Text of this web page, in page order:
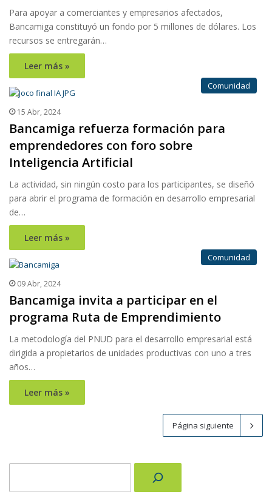
Para apoyar a comerciantes y empresarios afectados,
Bancamiga constituyó un fondo por 5 millones de dólares. Los
recursos se entregarán…
Leer más »
Comunidad
15 Abr, 2024
Bancamiga refuerza formación para
emprendedores con foro sobre
Inteligencia Artificial
La actividad, sin ningún costo para los participantes, se diseñó
para abrir el programa de formación en desarrollo empresarial
de…
Leer más »
Comunidad
09 Abr, 2024
Bancamiga invita a participar en el
programa Ruta de Emprendimiento
La metodología del PNUD para el desarrollo empresarial está
dirigida a propietarios de unidades productivas con uno a tres
años…
Leer más »
Página siguiente